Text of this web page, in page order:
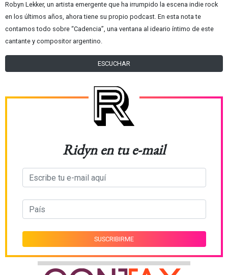
Robyn Lekker, un artista emergente que ha irrumpido la escena indie rock
en los últimos años, ahora tiene su propio podcast. En esta nota te
contamos todo sobre “Cadencia”, una ventana al ideario íntimo de este
cantante y compositor argentino.
ESCUCHAR
Ridyn en tu e-mail